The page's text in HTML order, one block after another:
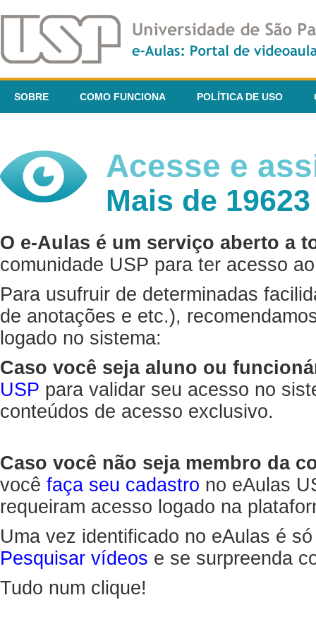
SOBRE COMO FUNCIONA POLÍTICA DE USO
Acesse e
Mais de
O e-Aulas é um serviço aberto a
comunidade USP para ter acesso
Para usufruir de determinadas
de anotações e etc.),
logado no sistema:
Caso você seja aluno ou
USP para validar seu acesso no
conteúdos de acesso exclusivo.
Caso você não seja membro da
você faça seu cadastro no eAulas
requeiram acesso logado na
Uma vez identificado no eAulas é
Pesquisar vídeos e se surpreenda
Tudo num clique!